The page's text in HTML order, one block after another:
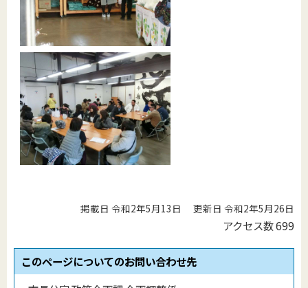
掲載日 令和2年5月13日 更新日 令和2年5月26日
アクセス数699
このページについてのお問い合わせ先